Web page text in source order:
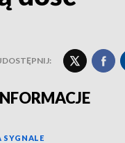
SYGNALE